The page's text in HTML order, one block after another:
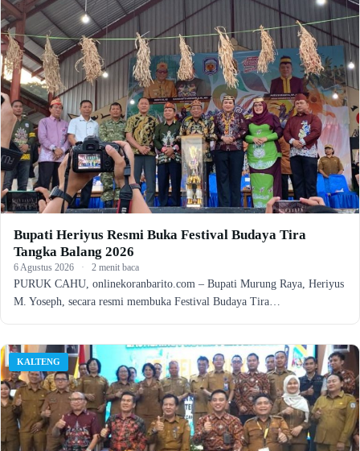
Bupati Heriyus Resmi Buka Festival Budaya Tira
Tangka Balang 2026
6 Agustus 2026 · 2 menit baca
PURUK CAHU, onlinekoranbarito.com – Bupati Murung Raya, Heriyus
M. Yoseph, secara resmi membuka Festival Budaya Tira…
KALTENG